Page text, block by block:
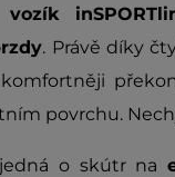
. Právě díky
povrchu.
o skútr na